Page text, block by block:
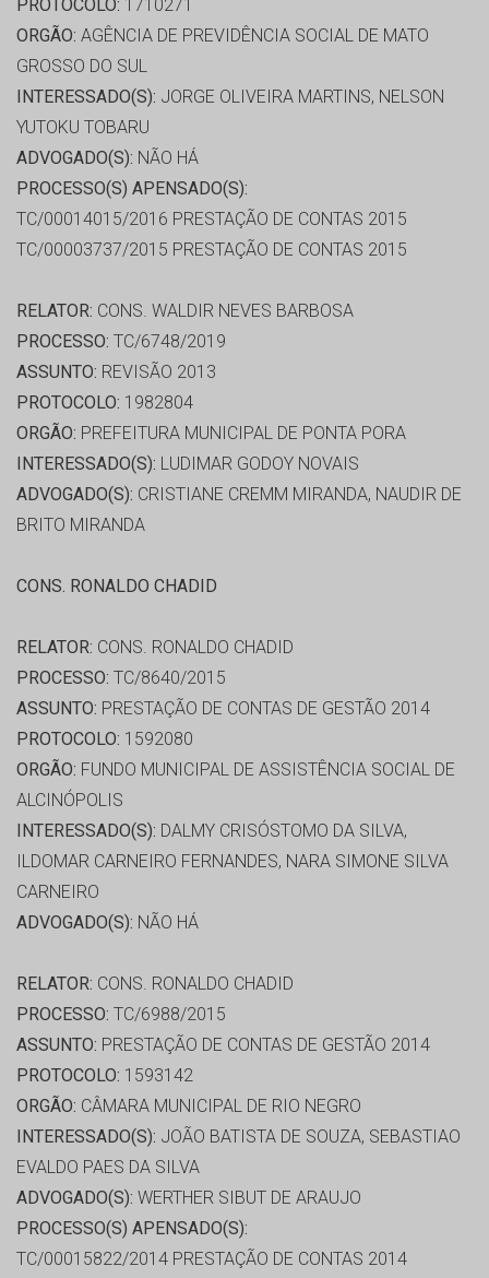
PROTOCOLO: 1710271
ORGÃO: AGÊNCIA DE PREVIDÊNCIA SOCIAL DE MATO
GROSSO DO SUL
INTERESSADO(S): JORGE OLIVEIRA MARTINS, NELSON
YUTOKU TOBARU
ADVOGADO(S): NÃO HÁ
PROCESSO(S) APENSADO(S):
TC/00014015/2016 PRESTAÇÃO DE CONTAS 2015
TC/00003737/2015 PRESTAÇÃO DE CONTAS 2015
RELATOR: CONS. WALDIR NEVES BARBOSA
PROCESSO: TC/6748/2019
ASSUNTO: REVISÃO 2013
PROTOCOLO: 1982804
ORGÃO: PREFEITURA MUNICIPAL DE PONTA PORA
INTERESSADO(S): LUDIMAR GODOY NOVAIS
ADVOGADO(S): CRISTIANE CREMM MIRANDA, NAUDIR DE
BRITO MIRANDA
CONS. RONALDO CHADID
RELATOR: CONS. RONALDO CHADID
PROCESSO: TC/8640/2015
ASSUNTO: PRESTAÇÃO DE CONTAS DE GESTÃO 2014
PROTOCOLO: 1592080
ORGÃO: FUNDO MUNICIPAL DE ASSISTÊNCIA SOCIAL DE
ALCINÓPOLIS
INTERESSADO(S): DALMY CRISÓSTOMO DA SILVA,
ILDOMAR CARNEIRO FERNANDES, NARA SIMONE SILVA
CARNEIRO
ADVOGADO(S): NÃO HÁ
RELATOR: CONS. RONALDO CHADID
PROCESSO: TC/6988/2015
ASSUNTO: PRESTAÇÃO DE CONTAS DE GESTÃO 2014
PROTOCOLO: 1593142
ORGÃO: CÂMARA MUNICIPAL DE RIO NEGRO
INTERESSADO(S): JOÃO BATISTA DE SOUZA, SEBASTIAO
EVALDO PAES DA SILVA
ADVOGADO(S): WERTHER SIBUT DE ARAUJO
PROCESSO(S) APENSADO(S):
TC/00015822/2014 PRESTAÇÃO DE CONTAS 2014